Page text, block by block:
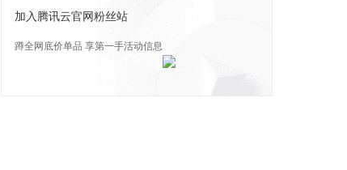
加入腾讯云官网粉丝站
蹲全网底价单品 享第一手活动信息